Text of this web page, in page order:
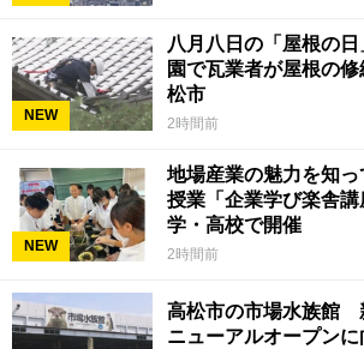
NEW
八月八日の「屋根の
園で瓦業者が屋根の
松市
2時間前
NEW
地場産業の魅力を知
授業「企業学び楽舎
学・高校で開催
2時間前
高松市の市場水族館
ニューアルオープン